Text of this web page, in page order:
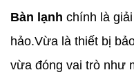
Bàn lạnh chính là
hảo.Vừa là thiết bị
vừa đóng vai trò như